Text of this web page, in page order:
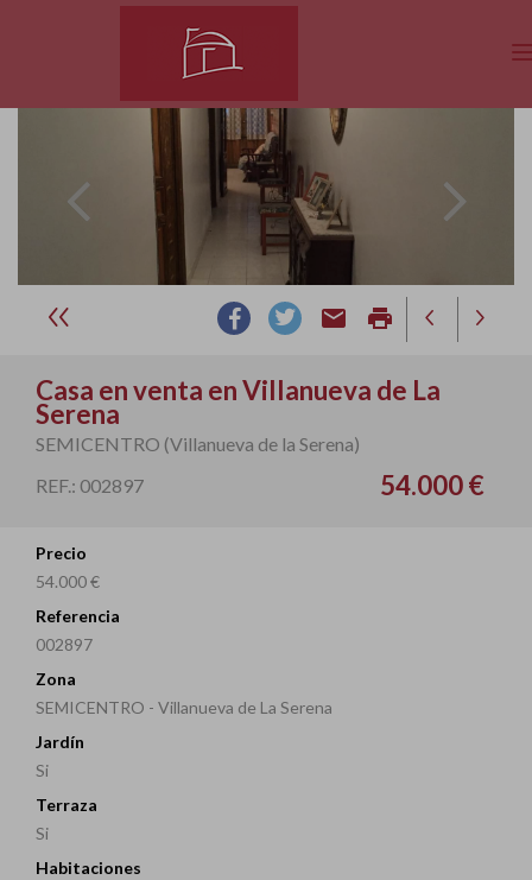
email print
Casa en venta en Villanueva de La
Serena
SEMICENTRO (Villanueva de la Serena)
REF.: 002897
54.000 €
Precio
54.000 €
Referencia
002897
Zona
SEMICENTRO - Villanueva de La Serena
Jardín
Si
Terraza
Si
Habitaciones